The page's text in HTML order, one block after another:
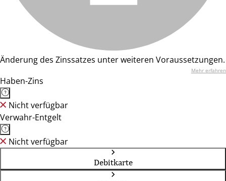
Änderung des Zinssatzes unter weiteren Voraussetzungen.
Mehr erfahren
Haben-Zins
Nicht verfügbar
Verwahr-Entgelt
Nicht verfügbar
Debitkarte